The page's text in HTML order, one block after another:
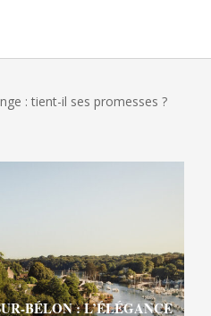
il ses promesses ?
BÉLON : L’ÉLÉGANCE